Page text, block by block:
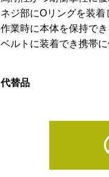
ネジ部にOリングを装着
作業時に本体を保持で
ベルトに装着でき携帯に
代替品